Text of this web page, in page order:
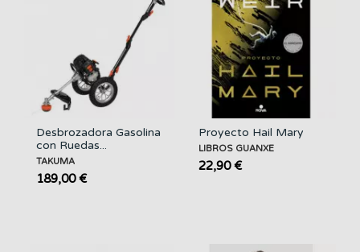
Desbrozadora Gasolina
con Ruedas...
TAKUMA
189,00 €
Proyecto Hail Mary
LIBROS GUANXE
22,90 €